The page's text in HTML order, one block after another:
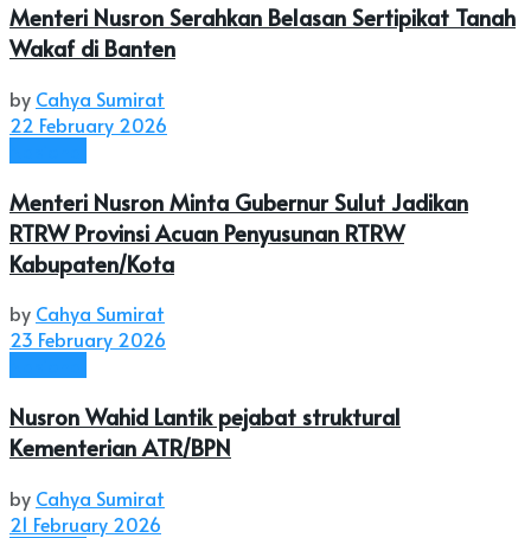
Menteri Nusron Serahkan Belasan Sertipikat Tanah
Wakaf di Banten
by Cahya Sumirat
22 February 2026
Menteri Nusron Minta Gubernur Sulut Jadikan
RTRW Provinsi Acuan Penyusunan RTRW
Kabupaten/Kota
by Cahya Sumirat
23 February 2026
Nusron Wahid Lantik pejabat struktural
Kementerian ATR/BPN
by Cahya Sumirat
21 February 2026